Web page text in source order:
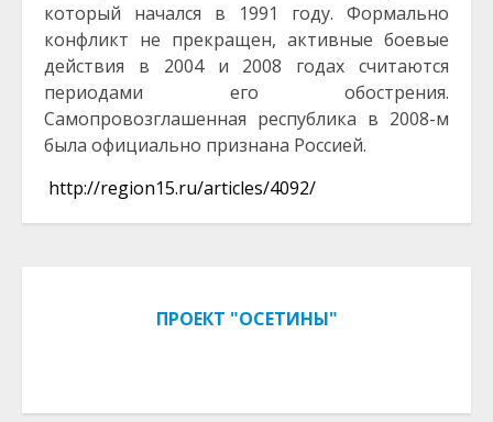
который начался в 1991 году. Формально
конфликт не прекращен, активные боевые
действия в 2004 и 2008 годах считаются
периодами его обострения.
Самопровозглашенная республика в 2008-м
была официально признана Россией.
http://region15.ru/articles/4092/
ПРОЕКТ "ОСЕТИНЫ"